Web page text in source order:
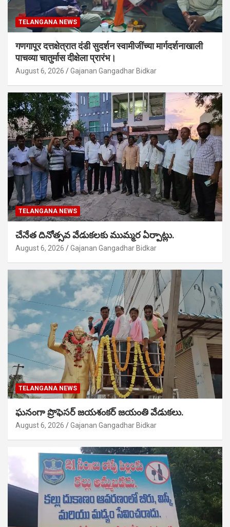
TELANGANA NEWS
गणगापूर दत्तक्षेत्रात दंडी सुदर्शन स्वामीजींच्या मार्गदर्शनाखाली
पाचव्या चातुर्मास दीक्षेला प्रारंभ।
August 6, 2026 Gajanan Gangadhar Bidkar
TELANGANA NEWS
చేనేత దినోత్సవ వేడుకలకు ముమ్మర ఏర్పాట్లు.
August 6, 2026 Gajanan Gangadhar Bidkar
TELANGANA NEWS
ఘనంగా ప్రొఫెసర్ జయశంకర్ జయంతి వేడుకలు.
August 6, 2026 Gajanan Gangadhar Bidkar